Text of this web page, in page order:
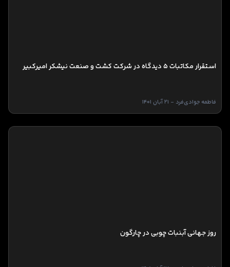
استقرار مکاتبات 5 دیدگاه در شرکت کشت و صنعت نیشکر امیرکبیر
فاطمه جوادی‌فرد - 21 آبان 1401
روز جهانی آبنبات چوبی در چارگون